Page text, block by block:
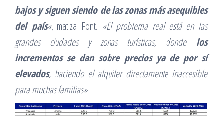
bajos y siguen siendo de las zonas más asequibles
del país«, matiza Font. «El problema real está en las
grandes ciudades y zonas turísticas, donde los
incrementos se dan sobre precios ya de por sí
elevados, haciendo el alquiler directamente inaccesible
para muchas familias».